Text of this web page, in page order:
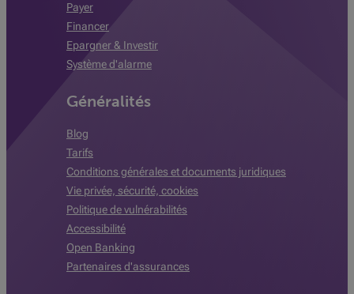
Payer
Financer
Epargner & Investir
Système d'alarme
Généralités
Blog
Tarifs
Conditions générales et documents juridiques
Vie privée, sécurité, cookies
Politique de vulnérabilités
Accessibilité
Open Banking
Partenaires d'assurances